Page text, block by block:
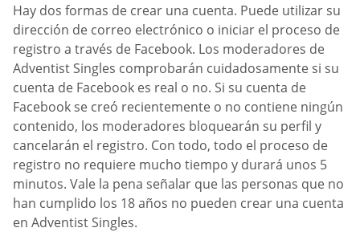
Hay dos formas de crear una cuenta. Puede utilizar su
dirección de correo electrónico o iniciar el proceso de
registro a través de Facebook. Los moderadores de
Adventist Singles comprobarán cuidadosamente si su
cuenta de Facebook es real o no. Si su cuenta de
Facebook se creó recientemente o no contiene ningún
contenido, los moderadores bloquearán su perfil y
cancelarán el registro. Con todo, todo el proceso de
registro no requiere mucho tiempo y durará unos 5
minutos. Vale la pena señalar que las personas que no
han cumplido los 18 años no pueden crear una cuenta
en Adventist Singles.